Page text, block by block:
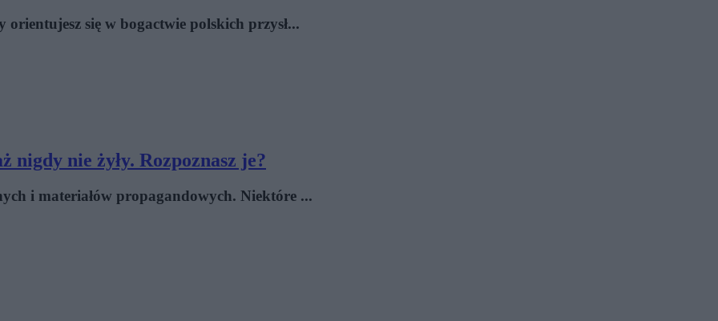
się w bogactwie polskich przysł...
nigdy nie żyły. Rozpoznasz je?
i materiałów propagandowych. Niektóre ...